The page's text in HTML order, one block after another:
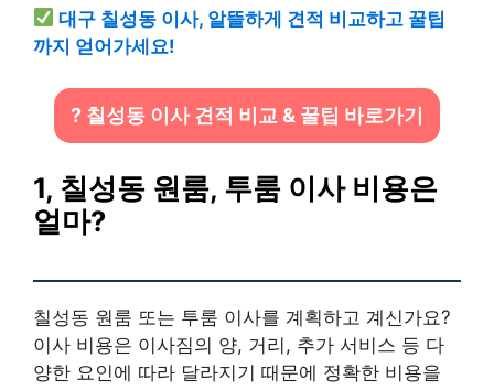
대구 칠성동 이사, 알뜰하게 견적 비교하고 꿀팁
까지 얻어가세요!
? 칠성동 이사 견적 비교 & 꿀팁 바로가기
1, 칠성동 원룸, 투룸 이사 비용은
얼마?
칠성동 원룸 또는 투룸 이사를 계획하고 계신가요?
이사 비용은 이사짐의 양, 거리, 추가 서비스 등 다
양한 요인에 따라 달라지기 때문에 정확한 비용을